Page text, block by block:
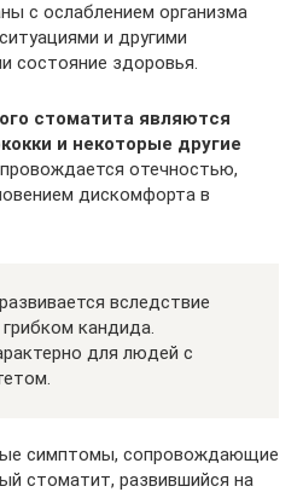
с ослаблением организма
и другими
состояние здоровья.
стоматита являются
и некоторые другие
отечностью,
дискомфорта в
вследствие
кандида.
для людей с
симптомы, сопровождающие
стоматит, развившийся на